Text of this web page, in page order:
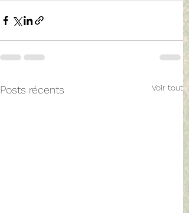
Posts récents Voir tout